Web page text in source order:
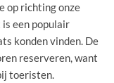
op richting onze
een populair
konden vinden. De
reserveren, want
toeristen.